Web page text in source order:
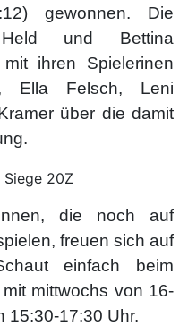
gewonnen. Die
und Bettina
ihren Spielerinen
Ella Felsch, Leni
über die damit
die noch auf
freuen sich auf
einfach beim
mittwochs von 16-
15:30-17:30 Uhr.